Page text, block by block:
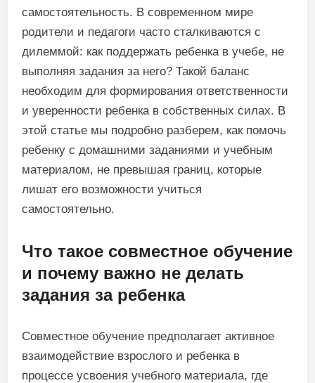
самостоятельность. В современном мире
родители и педагоги часто сталкиваются с
дилеммой: как поддержать ребенка в учебе, не
выполняя задания за него? Такой баланс
необходим для формирования ответственности
и уверенности ребенка в собственных силах. В
этой статье мы подробно разберем, как помочь
ребенку с домашними заданиями и учебным
материалом, не превышая границ, которые
лишат его возможности учиться
самостоятельно.
Что такое совместное обучение
и почему важно не делать
задания за ребенка
Совместное обучение предполагает активное
взаимодействие взрослого и ребенка в
процессе усвоения учебного материала, где